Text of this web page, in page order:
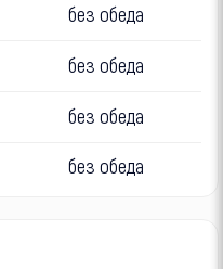
без обеда
без обеда
без обеда
без обеда